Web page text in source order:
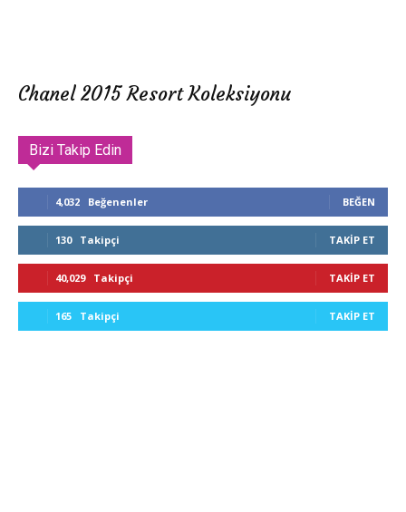
Chanel 2015 Resort Koleksiyonu
Bizi Takip Edin
4,032 Beğenenler BEĞEN
130 Takipçi TAKIP ET
40,029 Takipçi TAKIP ET
165 Takipçi TAKIP ET